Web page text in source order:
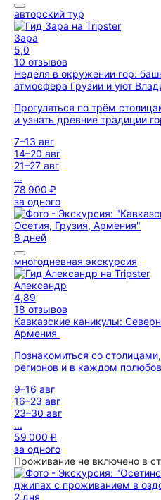
авторский тур
Зара
5,0
10 отзывов
Неделя в окружении гор:
атмосфера Грузии и уют
Прогуляться по трём
и узнать древние традиции
7–13 авг
14–20 авг
21–27 авг
...
78 900 ₽
за одного
8 дней
многодневная экскурсия
Александр
4,89
18 отзывов
Кавказские каникулы:
Армения
Познакомиться со
регионов и в каждом
9–16 авг
16–23 авг
23–30 авг
...
59 000 ₽
за одного
Проживание не включено в
2 дня